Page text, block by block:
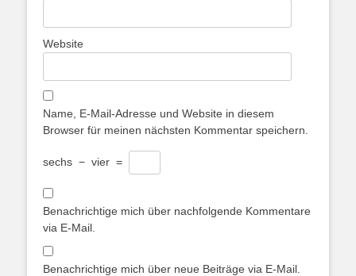
Website
Name, E-Mail-Adresse und Website in diesem
Browser für meinen nächsten Kommentar speichern.
sechs − vier =
Benachrichtige mich über nachfolgende Kommentare
via E-Mail.
Benachrichtige mich über neue Beiträge via E-Mail.